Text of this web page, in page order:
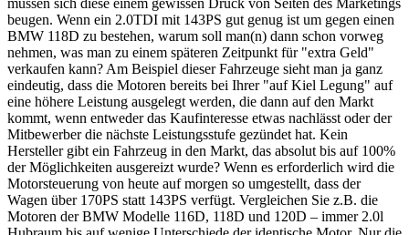
beugen. Wenn ein 2.0TDI mit 143PS gut genug ist um gegen einen
BMW 118D zu bestehen, warum soll man(n) dann schon vorweg
nehmen, was man zu einem späteren Zeitpunkt für "extra Geld"
verkaufen kann? Am Beispiel dieser Fahrzeuge sieht man ja ganz
eindeutig, dass die Motoren bereits bei Ihrer "auf Kiel Legung" auf
eine höhere Leistung ausgelegt werden, die dann auf den Markt
kommt, wenn entweder das Kaufinteresse etwas nachlässt oder der
Mitbewerber die nächste Leistungsstufe gezündet hat. Kein
Hersteller gibt ein Fahrzeug in den Markt, das absolut bis auf 100%
der Möglichkeiten ausgereizt wurde? Wenn es erforderlich wird die
Motorsteuerung von heute auf morgen so umgestellt, dass der
Wagen über 170PS statt 143PS verfügt. Vergleichen Sie z.B. die
Motoren der BMW Modelle 116D, 118D und 120D – immer 2.0l